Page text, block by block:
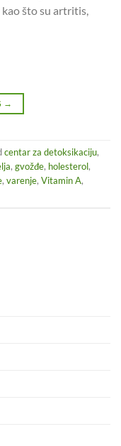
što su artritis,
→
centar za detoksikaciju,
, gvožđe, holesterol,
, varenje, Vitamin A,